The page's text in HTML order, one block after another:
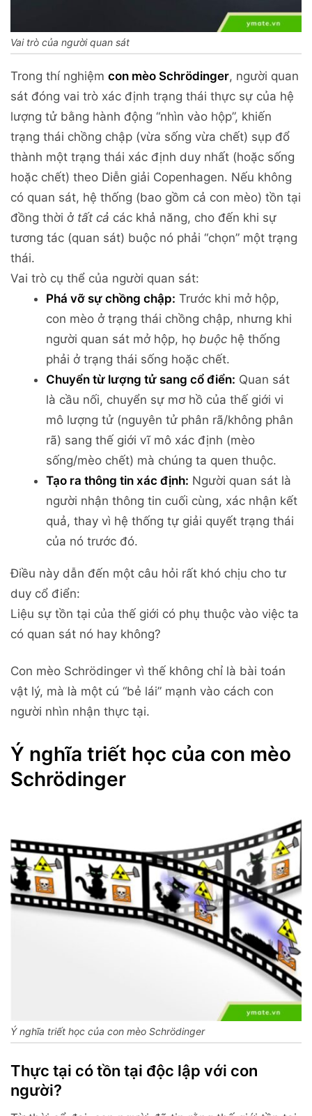
Vai trò của người quan sát
Trong thí nghiệm con mèo Schrödinger, người quan
sát đóng vai trò xác định trạng thái thực sự của hệ
lượng tử bằng hành động “nhìn vào hộp”, khiến
trạng thái chồng chập (vừa sống vừa chết) sụp đổ
thành một trạng thái xác định duy nhất (hoặc sống
hoặc chết) theo Diễn giải Copenhagen. Nếu không
có quan sát, hệ thống (bao gồm cả con mèo) tồn tại
đồng thời ở tất cả các khả năng, cho đến khi sự
tương tác (quan sát) buộc nó phải “chọn” một trạng
thái.
Vai trò cụ thể của người quan sát:
Phá vỡ sự chồng chập: Trước khi mở hộp,
con mèo ở trạng thái chồng chập, nhưng khi
người quan sát mở hộp, họ buộc hệ thống
phải ở trạng thái sống hoặc chết.
Chuyển từ lượng tử sang cổ điển: Quan sát
là cầu nối, chuyển sự mơ hồ của thế giới vi
mô lượng tử (nguyên tử phân rã/không phân
rã) sang thế giới vĩ mô xác định (mèo
sống/mèo chết) mà chúng ta quen thuộc.
Tạo ra thông tin xác định: Người quan sát là
người nhận thông tin cuối cùng, xác nhận kết
quả, thay vì hệ thống tự giải quyết trạng thái
của nó trước đó.
Điều này dẫn đến một câu hỏi rất khó chịu cho tư
duy cổ điển:
Liệu sự tồn tại của thế giới có phụ thuộc vào việc ta
có quan sát nó hay không?
Con mèo Schrödinger vì thế không chỉ là bài toán
vật lý, mà là một cú “bẻ lái” mạnh vào cách con
người nhìn nhận thực tại.
Ý nghĩa triết học của con mèo
Schrödinger
Ý nghĩa triết học của con mèo Schrödinger
Thực tại có tồn tại độc lập với con
người?